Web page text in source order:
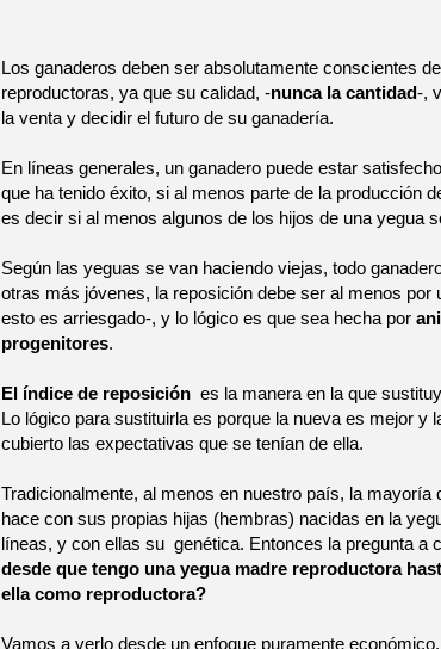
Los ganaderos deben ser absolutamente conscientes
reproductoras, ya que su calidad, -nunca la cantidad-,
la venta y decidir el futuro de su ganadería.
En líneas generales, un ganadero puede estar
que ha tenido éxito, si al menos parte de la producción
es decir si al menos algunos de los hijos de una yegua
Según las yeguas se van haciendo viejas, todo
otras más jóvenes, la reposición debe ser al menos por
esto es arriesgado-, y lo lógico es que sea hecha por
progenitores.
El índice de reposición es la manera en la que
Lo lógico para sustituirla es porque la nueva es mejor y
cubierto las expectativas que se tenían de ella.
Tradicionalmente, al menos en nuestro país, la mayoría
hace con sus propias hijas (hembras) nacidas en la
líneas, y con ellas su genética. Entonces la pregunta a
desde que tengo una yegua madre reproductora
ella como reproductora?
Vamos a verlo desde un enfoque puramente económico.